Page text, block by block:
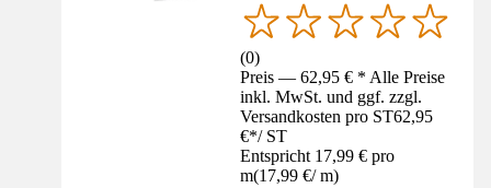
(0)
Preis — 62,95 € * Alle Preise
inkl. MwSt. und ggf. zzgl.
Versandkosten pro ST62,95
€*/ ST
Entspricht 17,99 € pro
m(17,99 €/ m)